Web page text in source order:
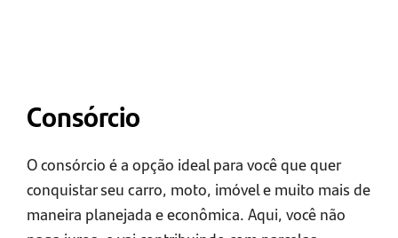
Consórcio
O consórcio é a opção ideal para você que quer
conquistar seu carro, moto, imóvel e muito mais de
maneira planejada e econômica. Aqui, você não